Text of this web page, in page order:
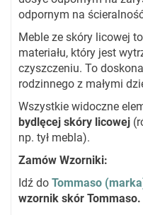
odpornym na
Meble ze skóry licowej
materiału, który jest
czyszczeniu. To
rodzinnego z małymi
Wszystkie widoczne
bydlęcej skóry licowej
np. tył mebla).
Zamów Wzorniki:
Idź do Tommaso
wzornik skór Tommaso.